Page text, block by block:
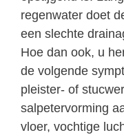
regenwater doet
een slechte
Hoe dan ook, u
de volgende
pleister- of
salpetervorming
vloer, vochtige